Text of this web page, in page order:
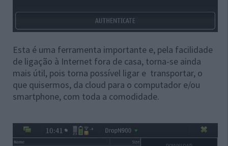
Esta é uma ferramenta importante e, pela facilidade
de ligação à Internet fora de casa, torna-se ainda
mais útil, pois torna possível ligar e transportar, o
que quisermos, da cloud para o computador e/ou
smartphone, com toda a comodidade.